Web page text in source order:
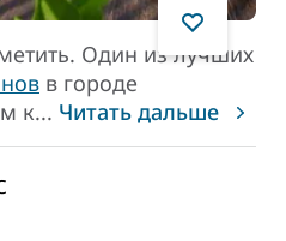
Один из лучших
в городе
к... Читать дальше